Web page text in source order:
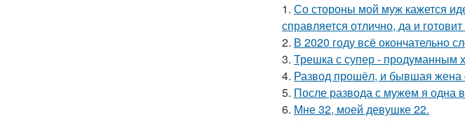
1. Со стороны мой муж кажется
справляется отлично, да и
2. В 2020 году всё окончательно
3. Трешка с супер - продуманным
4. Развод прошёл, и бывшая жена
5. После развода с мужем я одна
6. Мне 32, моей девушке 22.